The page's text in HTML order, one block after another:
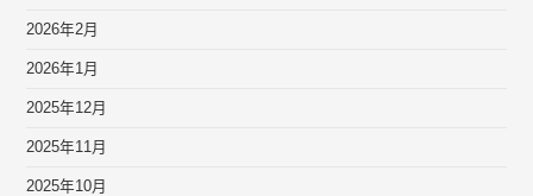
2026年2月
2026年1月
2025年12月
2025年11月
2025年10月